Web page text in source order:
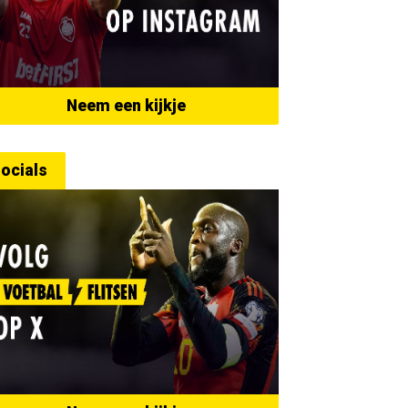
Neem een kijkje